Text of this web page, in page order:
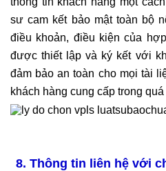
sư cam kết bảo mật toàn bộ
điều khoản, điều kiện của
được thiết lập và ký kết với
đảm bảo an toàn cho mọi tài
khách hàng cung cấp trong
8. Thông tin liên hệ với